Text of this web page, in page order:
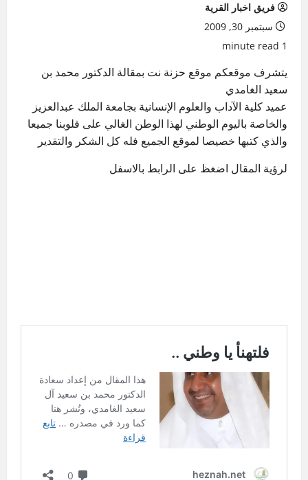
فريق اخبار القرية
سبتمبر 30, 2009
1 minute read
يتشرف موقعكم موقع حزنة نت بمقالة الدكتور محمد بن
سعيد الغامدي
عميد كلية الآداب والعلوم الإنسانية بجامعة الملك عبدالعزيز
والخاصة باليوم الوطني لهذا الوطن الغالي على قلوبنا جميعا
والذي كتبها خصيصا لموقع الجميع فله كل الشكر والتقدير
لرؤية المقال اضغظ على الرابط بالاسفل